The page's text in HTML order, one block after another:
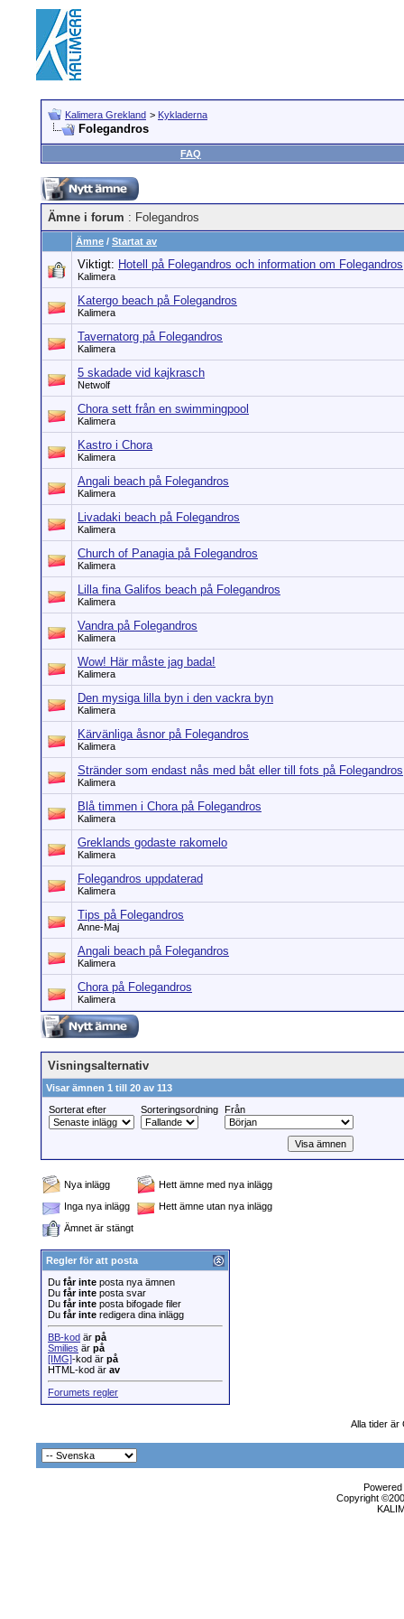
Kalimera Grekland > Kykladerna
Folegandros
FAQ
Ämne i forum : Folegandros
Ämne / Startat av
Viktigt: Hotell på Folegandros och information om Folegandros
Kalimera
Katergo beach på Folegandros
Kalimera
Tavernatorg på Folegandros
Kalimera
5 skadade vid kajkrasch
Netwolf
Chora sett från en swimmingpool
Kalimera
Kastro i Chora
Kalimera
Angali beach på Folegandros
Kalimera
Livadaki beach på Folegandros
Kalimera
Church of Panagia på Folegandros
Kalimera
Lilla fina Galifos beach på Folegandros
Kalimera
Vandra på Folegandros
Kalimera
Wow! Här måste jag bada!
Kalimera
Den mysiga lilla byn i den vackra byn
Kalimera
Kärvänliga åsnor på Folegandros
Kalimera
Stränder som endast nås med båt eller till fots på Folegandros
Kalimera
Blå timmen i Chora på Folegandros
Kalimera
Greklands godaste rakomelo
Kalimera
Folegandros uppdaterad
Kalimera
Tips på Folegandros
Anne-Maj
Angali beach på Folegandros
Kalimera
Chora på Folegandros
Kalimera
Visningsalternativ
Visar ämnen 1 till 20 av 113
Sorterat efter
Sorteringsordning Från
Nya inlägg
Hett ämne med nya inlägg
Inga nya inlägg
Hett ämne utan nya inlägg
Ämnet är stängt
Regler för att posta
Du får inte posta nya ämnen
Du får inte posta svar
Du får inte posta bifogade filer
Du får inte redigera dina inlägg
BB-kod är på
Smilies är på
[IMG]-kod är på
HTML-kod är av
Forumets regler
Alla tider är
Copyright